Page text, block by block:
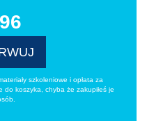
szkoleniowe i opłata za
koszyka, chyba że zakupiłeś je